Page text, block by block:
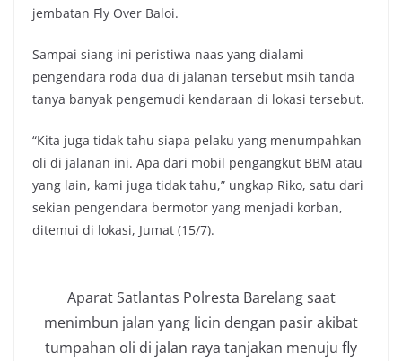
jembatan Fly Over Baloi.
Sampai siang ini peristiwa naas yang dialami
pengendara roda dua di jalanan tersebut msih tanda
tanya banyak pengemudi kendaraan di lokasi tersebut.
“Kita juga tidak tahu siapa pelaku yang menumpahkan
oli di jalanan ini. Apa dari mobil pengangkut BBM atau
yang lain, kami juga tidak tahu,” ungkap Riko, satu dari
sekian pengendara bermotor yang menjadi korban,
ditemui di lokasi, Jumat (15/7).
Aparat Satlantas Polresta Barelang saat
menimbun jalan yang licin dengan pasir akibat
tumpahan oli di jalan raya tanjakan menuju fly